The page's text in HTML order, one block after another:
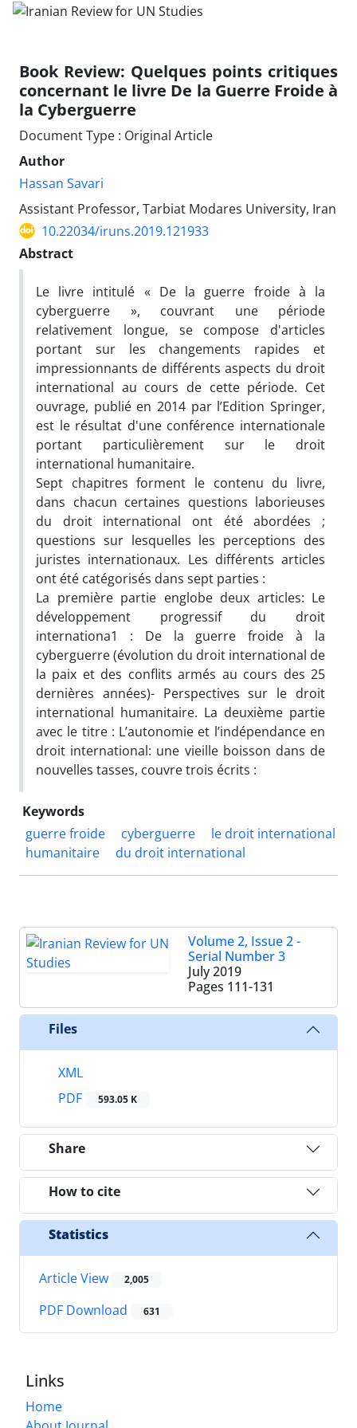
Book Review: Quelques points critiques
concernant le livre De la Guerre Froide à
la Cyberguerre
Document Type : Original Article
Author
Hassan Savari
Assistant Professor, Tarbiat Modares University, Iran
10.22034/iruns.2019.121933
Abstract
Le livre intitulé « De la guerre froide à la
cyberguerre », couvrant une période
relativement longue, se compose d'articles
portant sur les changements rapides et
impressionnants de différents aspects du droit
international au cours de cette période. Cet
ouvrage, publié en 2014 par l’Edition Springer,
est le résultat d'une conférence internationale
portant particulièrement sur le droit
international humanitaire.
Sept chapitres forment le contenu du livre,
dans chacun certaines questions laborieuses
du droit international ont été abordées ;
questions sur lesquelles les perceptions des
juristes internationaux. Les différents articles
ont été catégorisés dans sept parties :
La première partie englobe deux articles: Le
développement progressif du droit
internationa1 : De la guerre froide à la
cyberguerre (évolution du droit international de
la paix et des conflits armés au cours des 25
dernières années)- Perspectives sur le droit
international humanitaire. La deuxième partie
avec le titre : L’autonomie et l’indépendance en
droit international: une vieille boisson dans de
nouvelles tasses, couvre trois écrits :
Keywords
guerre froide
cyberguerre
le droit international
humanitaire
du droit international
Volume 2, Issue 2 -
Serial Number 3
July 2019
Pages 111-131
Files
XML
PDF
593.05 K
Share
How to cite
Statistics
Article View 2,005
PDF Download 631
Links
Home